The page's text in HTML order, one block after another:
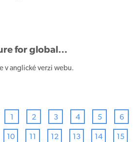
for global…
v anglické verzi webu.
1 2 3 4 5 6
10 11 12 13 14 15